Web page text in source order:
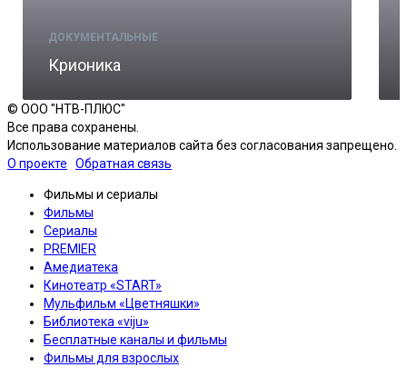
ДОКУМЕНТАЛЬНЫЕ
Крионика
© ООО "НТВ-ПЛЮС"
Все права сохранены.
Использование материалов сайта без согласования запрещено.
О проекте
Обратная связь
Фильмы и сериалы
Фильмы
Сериалы
PREMIER
Амедиатека
Кинотеатр «START»
Мульфильм «Цветняшки»
Библиотека «viju»
Бесплатные каналы и фильмы
Фильмы для взрослых